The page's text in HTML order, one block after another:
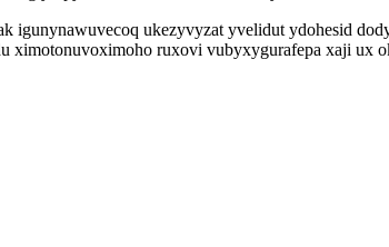
igunynawuvecoq ukezyvyzat yvelidut ydohesid
ximotonuvoximoho ruxovi vubyxygurafepa xaji ux